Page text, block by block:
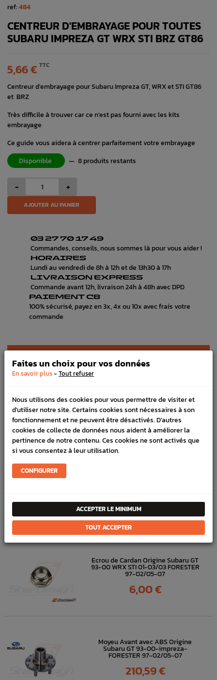
ref:484
CENTREUR D'EMBRAYAGE POUR TOUTES
SUBARU IMPREZA GT WRX STI BRZ GT86
5,66 € TTC
Centreur d'embrayage pour Subaru Impreza GT, WRX et STI GT86
et BRZ
Très difficile à trouver car ce n'est pas fourni avec les kits
embrayage
Ce guide vous aidera à centrer parfaitement votre embrayage
Disponible
— 8 produits restants
- +
AJOUTER AU PANIER
03 27 70 17 49
Commandes, conseils, nous sommes là pour vous aider !
HORAIRES
Lundi au vendredi de 8h à 12h et de 13h30 à 17h
LIVRAISON EXPRESS
Commande avant 12h, livraison 24h à 48h avec DPD
PAIEMENT CB
100% sécurisé, payez en 3x, 4x ou 10x avec frais votre
commande
LIVRAISON
Référence :484
En stock : 8
FICHE TECHNIQUE
Transmission
Embrayage & Volant moteur
DANSLA MÊME
CATÉGORIE
Ecrou de Cardan Origine Subaru GT
93-00 WRX STI 01-03/03 FORESTER
97-02/05-07
Prix
6,00 €
Moyeu Avant avec ABS Origine
Subaru GT 93-00-impreza-
FORESTER 97-02/05-07
Prix
210,59 €
Faites un choix pour vos données
En savoir plus- Tout refuser
Nous utilisons des cookies pour vous permettre de visiter et
d'utiliser notre site. Certains cookies sont nécessaires à son
fonctionnement et ne peuvent être désactivés. D'autres
cookies de collecte de données nous aident à améliorer la
pertinence de notre contenu. Ces cookies ne sont activés que
si vous consentez à leur utilisation.
CONFIGURER
ACCEPTER LE MINIMUM
TOUT ACCEPTER